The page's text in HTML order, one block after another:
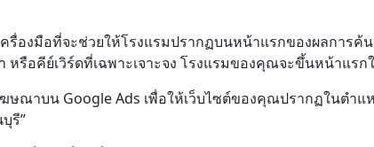
รื่องมือที่จะช่วยให้โรงแรมปรากฏบนหน้าแรกของผลการค้
หรือคีย์เวิร์ดที่เฉพาะเจาะจง โรงแรมของคุณจะขึ้นหน้าแร
ฆษณาบน Google Ads เพื่อให้เว็บไซต์ของคุณปรากฏในตำ
รี”